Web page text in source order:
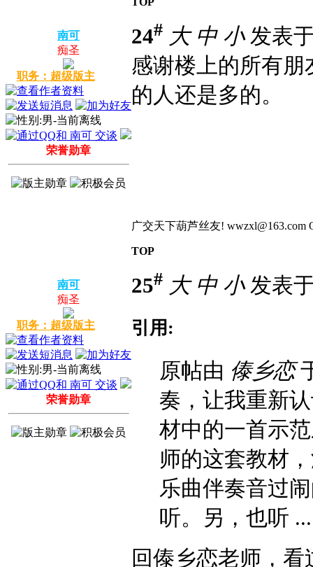
南可
痴圣
职务：超级版主
荣誉勋章
24# 大 中 小发表
感谢楼上的所有
的人还是多的。
广交天下葫芦丝友! wwzxl@163.com
TOP
南可
痴圣
职务：超级版主
荣誉勋章
25# 大 中 小发表
引用:
原帖由 傣乡恋
奏，让我重新
材中的一首示
师的这套教材
乐曲伴奏音过
听。另，也听 ...
回傣乡恋老师，